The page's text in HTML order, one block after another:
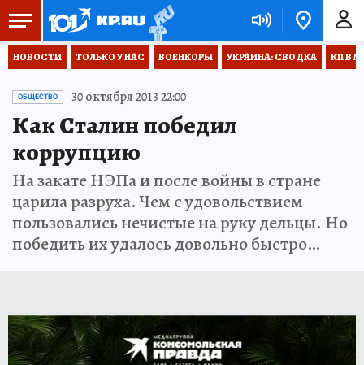
НОВОСТИ ТОЛЬКО У НАС ВОЕНКОРЫ УКРАИНА: СВОДКА КП В
ОБЩЕСТВО 30 октября 2013 22:00
Как Сталин победил
коррупцию
На закате НЭПа и после войны в стране
царила разруха. Чем с удовольствием
пользовались нечистые на руку дельцы. Но
победить их удалось довольно быстро…